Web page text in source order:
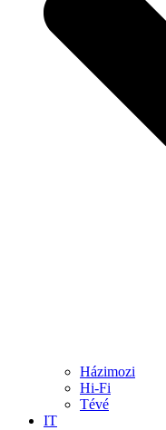
Házimozi
Hi-Fi
Tévé
IT